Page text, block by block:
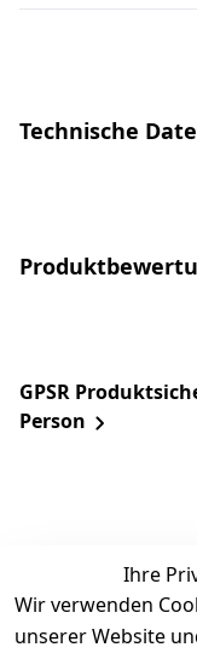
Technische
GPSR
Person
Ihre
Wir verwenden
unserer Website